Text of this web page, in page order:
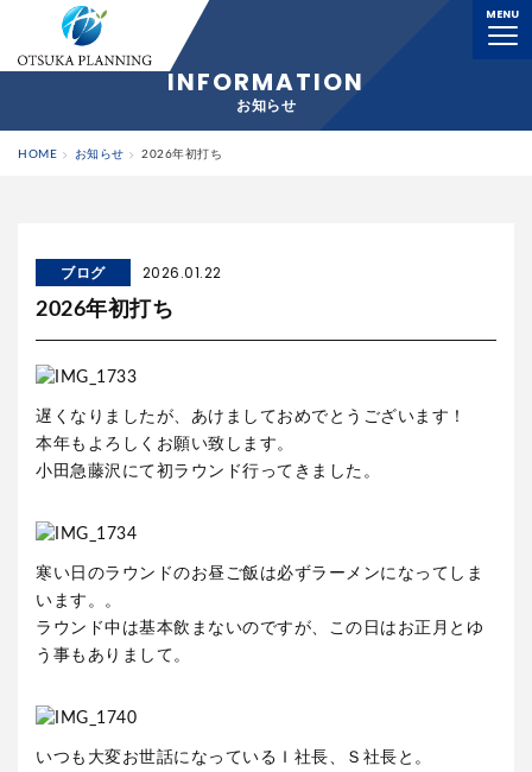
MENU
横浜の解体工事業者｜大塚プランニング株式会社
INFORMATION
お知らせ
HOME お知らせ 2026年初打ち
ブログ 2026.01.22
2026年初打ち
遅くなりましたが、あけましておめでとうございます！
本年もよろしくお願い致します。
小田急藤沢にて初ラウンド行ってきました。
寒い日のラウンドのお昼ご飯は必ずラーメンになってしま
います。。
ラウンド中は基本飲まないのですが、この日はお正月とゆ
う事もありまして。
いつも大変お世話になっているＩ社長、Ｓ社長と。